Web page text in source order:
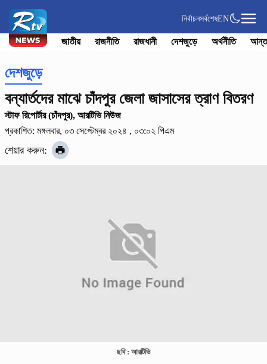
নির্বাচনসর্বশেষEN
জাতীয় রাজনীতি রাজধানী দেশজুড়ে অর্থনীতি
দেশজুড়ে
বন্যার্তদের মাঝে চাঁদপুর জেলা জাসাসের ত্রাণ বিতরণ
স্টাফ রিপোর্টার (চাঁদপুর), আরটিভি নিউজ
প্রকাশিত: মঙ্গলবার, ০৩ সেপ্টেম্বর ২০২৪ , ০৩:০২ পিএম
শেয়ার করুন:
ছবি : আরটিভি